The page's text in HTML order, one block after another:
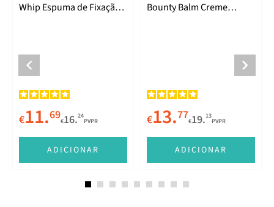
Whip Espuma de Fixação
€11.69€16.24
PVPR
ADICIONAR
Bounty Balm Creme
€13.77€19.13
PVPR
ADICIONAR